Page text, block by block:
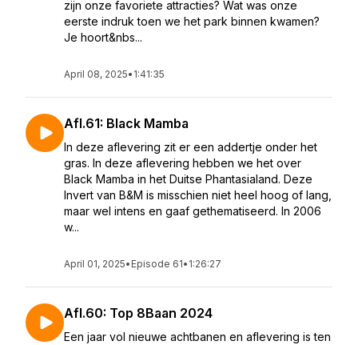
zijn onze favoriete attracties? Wat was onze
eerste indruk toen we het park binnen kwamen?
Je hoort&nbs...
April 08, 2025• 1:41:35
Afl.61: Black Mamba
In deze aflevering zit er een addertje onder het
gras. In deze aflevering hebben we het over
Black Mamba in het Duitse Phantasialand. Deze
Invert van B&M is misschien niet heel hoog of lang,
maar wel intens en gaaf gethematiseerd. In 2006
w...
April 01, 2025• Episode 61• 1:26:27
Afl.60: Top 8Baan 2024
Een jaar vol nieuwe achtbanen en aflevering is ten